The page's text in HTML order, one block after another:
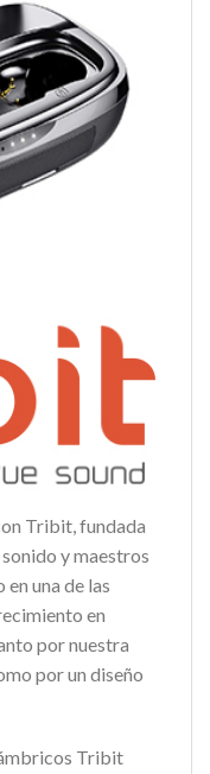
Tribit, fundada
y maestros
una de las
en
por nuestra
por un diseño
Tribit